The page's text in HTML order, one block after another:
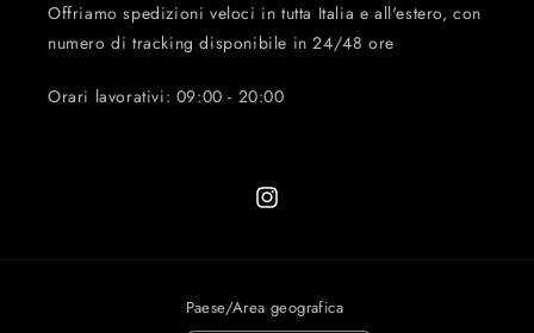
Offriamo spedizioni veloci in tutta Italia e all'estero, con
numero di tracking disponibile in 24/48 ore
Orari lavorativi: 09:00 - 20:00
Instagram
Paese/Area geografica